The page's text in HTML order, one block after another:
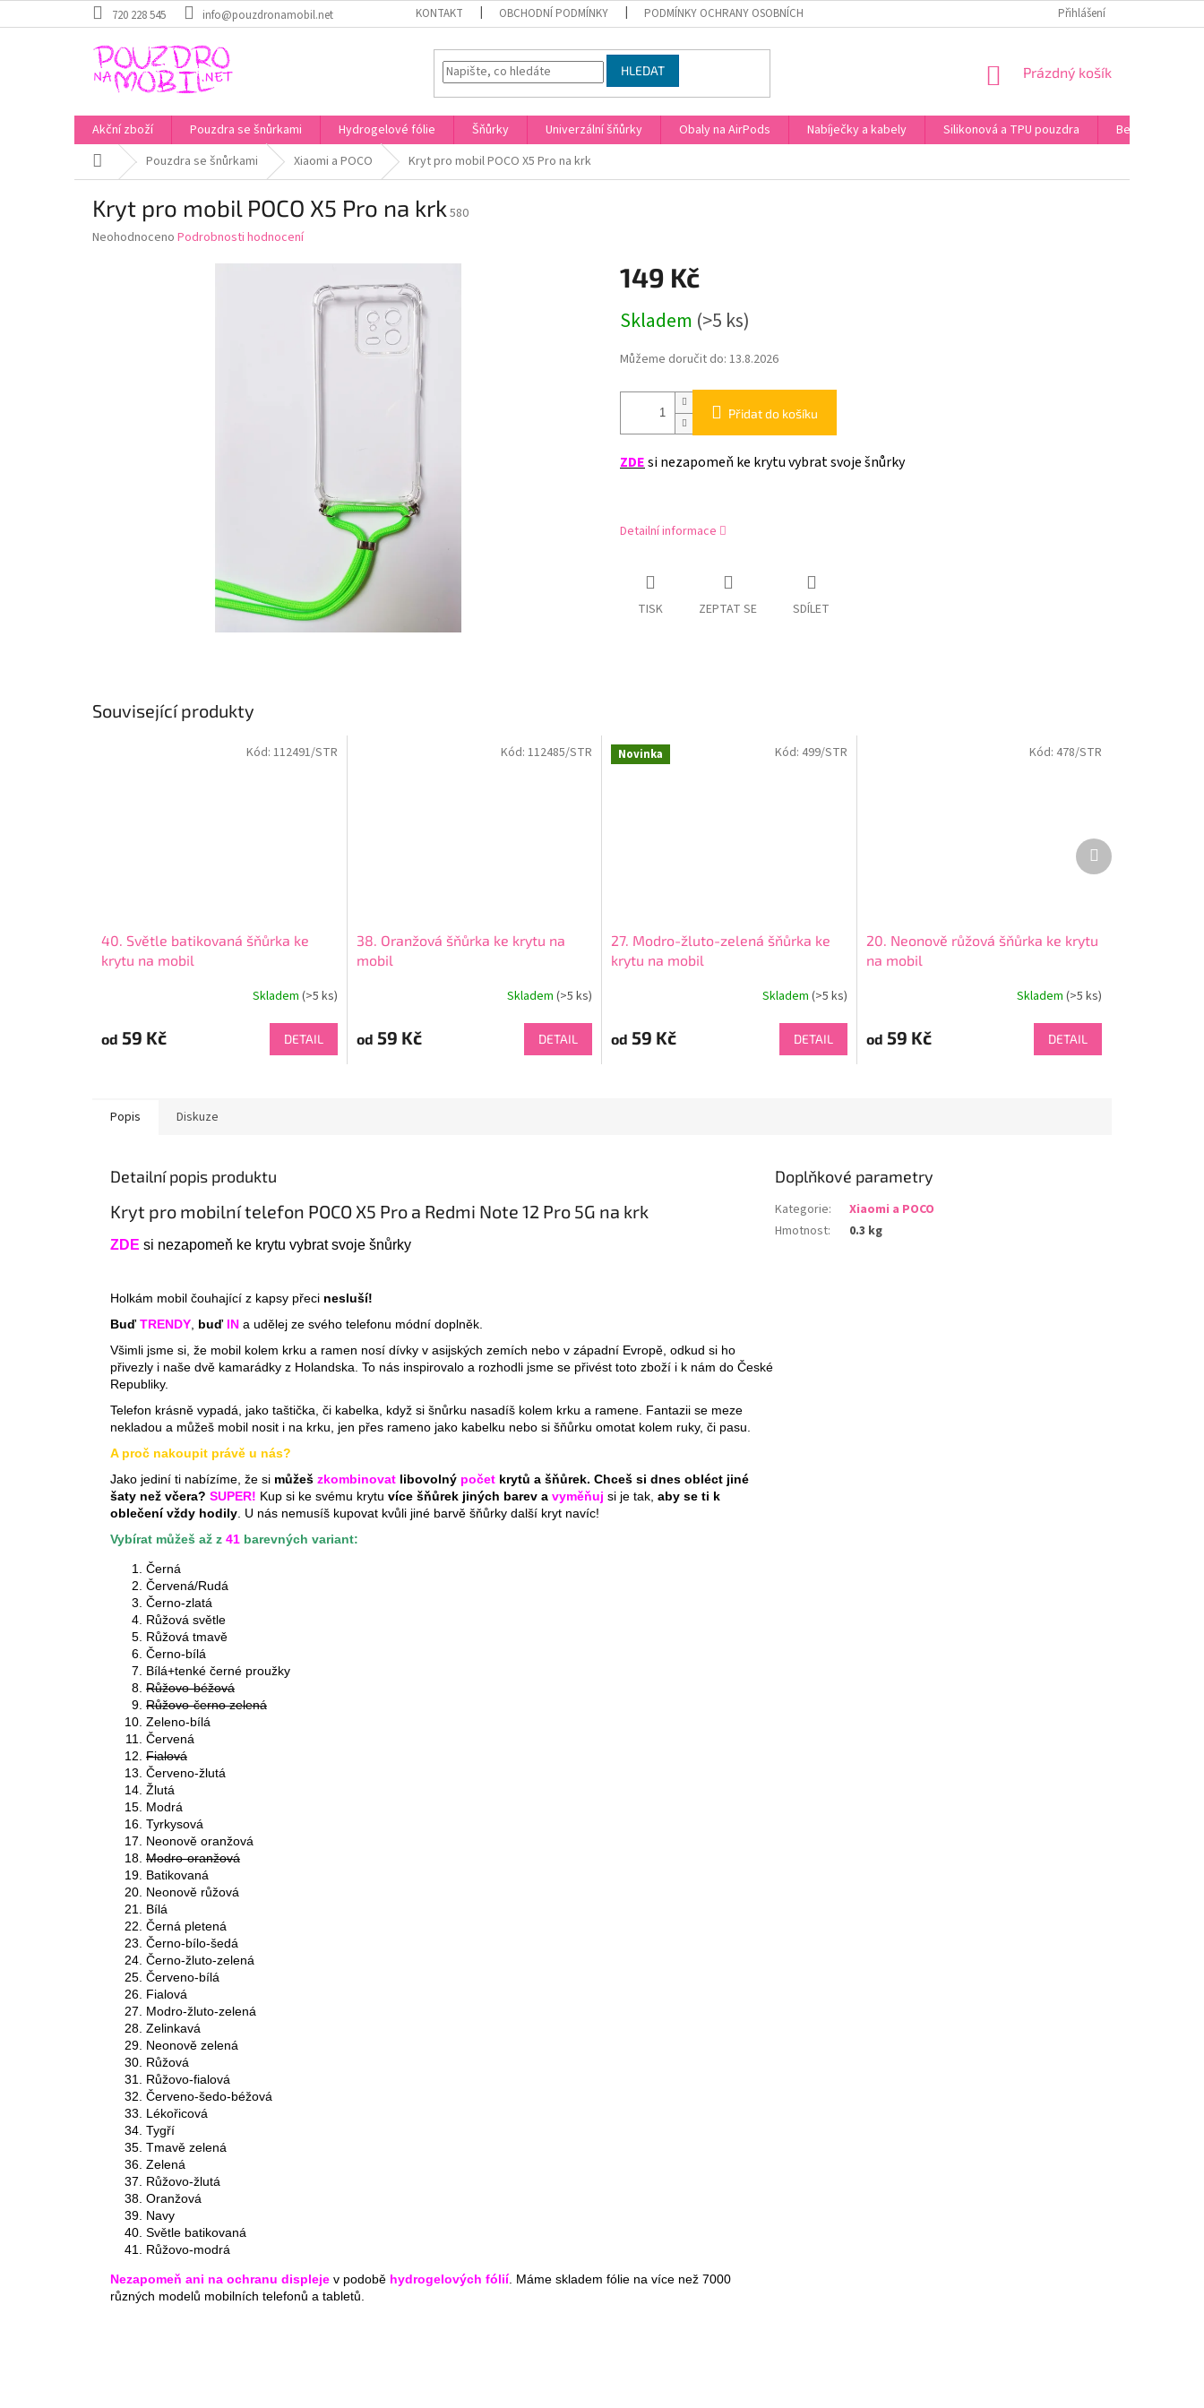
na
720 228 545 info@pouzdronamobil.net KONTAKT OBCHODNÍ PODMÍNKY PODMÍNKY OCHRANY OSOBNÍCH ÚDAJŮ Přihlášení
HLEDAT
NÁKUPNÍ
Prázdný košík
Akční zboží Pouzdra se šnůrkami Hydrogelové fólie Šňůrky Univerzální šňůrky Obaly na AirPods Nabíječky a kabely Silikonová a TPU pouzdra
Bezdrátová
Domů Pouzdra se šnůrkami Xiaomi a POCO Kryt pro mobil POCO X5 Pro na krk
Kryt pro mobil POCO X5 Pro na krk 580
Průměrné
Neohodnoceno Podrobnosti hodnocení
149 Kč
cena:
Skladem (>5 ks)
Můžeme doručit do: 13.8.2026
Přidat do košíku
ZDEsi nezapomeň ke krytu vybrat svoje šnůrky
Detailní informace
TISK ZEPTAT SE SDÍLET
Související produkty
40. Světle batikovaná šňůrka ke
krytu na mobil
Skladem (>5 ks)
od 59 Kč DETAIL
Kód: 112491/STR
38. Oranžová šňůrka ke krytu na
mobil
Skladem (>5 ks)
od 59 Kč DETAIL
Kód: 112485/STR Novinka
27. Modro-žluto-zelená šňůrka ke
krytu na mobil
Skladem (>5 ks)
od 59 Kč DETAIL
Kód: 499/STR
20. Neonově růžová šňůrka ke krytu
na mobil
Skladem (>5 ks)
od 59 Kč DETAIL
Kód: 478/STR
Další
produkt
Popis Diskuze
Detailní popis produktu
Kryt pro mobilní telefon POCO X5 Pro a Redmi Note 12 Pro 5G na krk
Doplňkové parametry
Kategorie:
Xiaomi a POCO
Hmotnost: 0.3 kg